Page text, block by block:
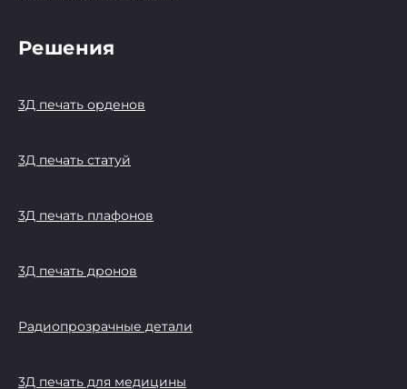
Решения
3Д печать орденов
3Д печать статуй
3Д печать плафонов
3Д печать дронов
Радиопрозрачные детали
3Д печать для медицины